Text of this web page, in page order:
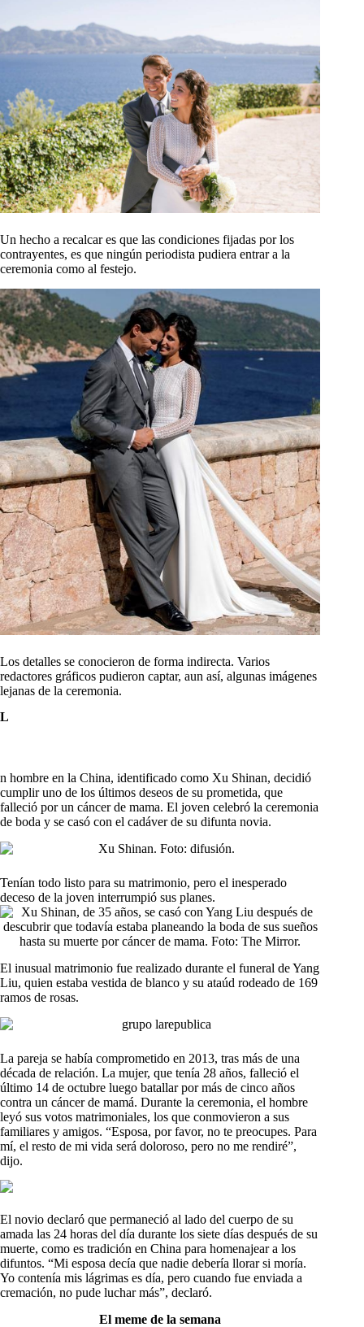
Un hecho a recalcar es que las condiciones fijadas por los
contrayentes, es que ningún periodista pudiera entrar a la
ceremonia como al festejo.
Los detalles se conocieron de forma indirecta. Varios
redactores gráficos pudieron captar, aun así, algunas imágenes
lejanas de la ceremonia.
L
n hombre en la China, identificado como Xu Shinan, decidió
cumplir uno de los últimos deseos de su prometida, que
falleció por un cáncer de mama. El joven celebró la ceremonia
de boda y se casó con el cadáver de su difunta novia.
Tenían todo listo para su matrimonio, pero el inesperado
deceso de la joven interrumpió sus planes.
El inusual matrimonio fue realizado durante el funeral de Yang
Liu, quien estaba vestida de blanco y su ataúd rodeado de 169
ramos de rosas.
La pareja se había comprometido en 2013, tras más de una
década de relación. La mujer, que tenía 28 años, falleció el
último 14 de octubre luego batallar por más de cinco años
contra un cáncer de mamá. Durante la ceremonia, el hombre
leyó sus votos matrimoniales, los que conmovieron a sus
familiares y amigos. “Esposa, por favor, no te preocupes. Para
mí, el resto de mi vida será doloroso, pero no me rendiré”,
dijo.
El novio declaró que permaneció al lado del cuerpo de su
amada las 24 horas del día durante los siete días después de su
muerte, como es tradición en China para homenajear a los
difuntos. “Mi esposa decía que nadie debería llorar si moría.
Yo contenía mis lágrimas es día, pero cuando fue enviada a
cremación, no pude luchar más”, declaró.
El meme de la semana